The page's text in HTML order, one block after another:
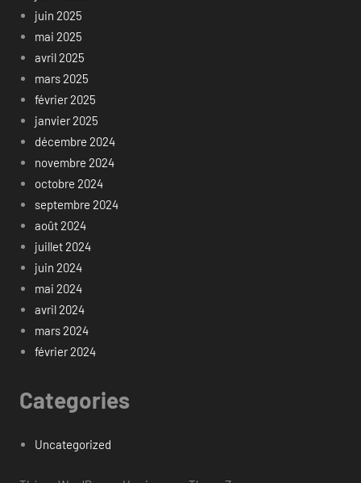
juin 2025
mai 2025
avril 2025
mars 2025
février 2025
janvier 2025
décembre 2024
novembre 2024
octobre 2024
septembre 2024
août 2024
juillet 2024
juin 2024
mai 2024
avril 2024
mars 2024
février 2024
Categories
Uncategorized